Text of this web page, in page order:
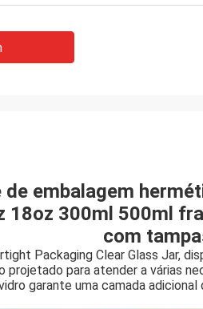
de embalagem
18oz 300ml 500ml
com
Packaging Clear Glass Jar,
para atender a várias
garante uma camada